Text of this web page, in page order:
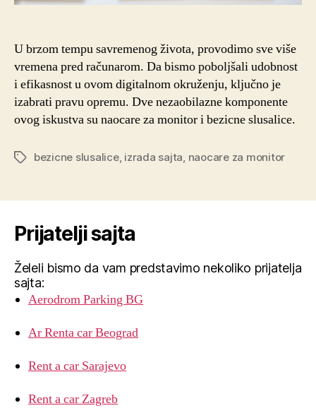
U brzom tempu savremenog života, provodimo sve više
vremena pred računarom. Da bismo poboljšali udobnost
i efikasnost u ovom digitalnom okruženju, ključno je
izabrati pravu opremu. Dve nezaobilazne komponente
ovog iskustva su naocare za monitor i bezicne slusalice.
Tagsbezicne slusalice, izrada sajta, naocare za monitor
Prijatelji sajta
Želeli bismo da vam predstavimo nekoliko prijatelja
sajta:
Aerodrom Parking BG
Ar Renta car Beograd
Rent a car Sarajevo
Rent a car Zagreb